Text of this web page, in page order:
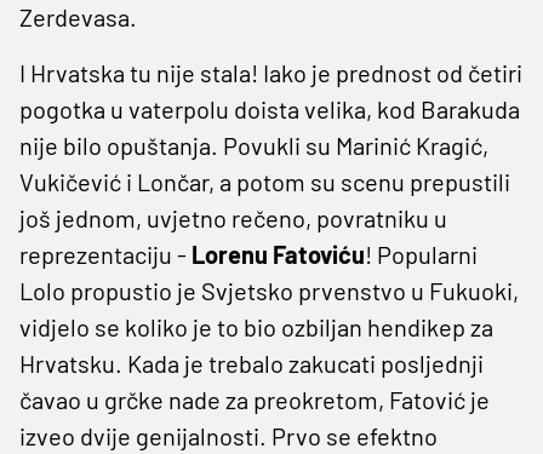
Zerdevasa.
I Hrvatska tu nije stala! Iako je prednost od četiri
pogotka u vaterpolu doista velika, kod Barakuda
nije bilo opuštanja. Povukli su Marinić Kragić,
Vukičević i Lončar, a potom su scenu prepustili
još jednom, uvjetno rečeno, povratniku u
reprezentaciju - Lorenu Fatoviću! Popularni
Lolo propustio je Svjetsko prvenstvo u Fukuoki,
vidjelo se koliko je to bio ozbiljan hendikep za
Hrvatsku. Kada je trebalo zakucati posljednji
čavao u grčke nade za preokretom, Fatović je
izveo dvije genijalnosti. Prvo se efektno